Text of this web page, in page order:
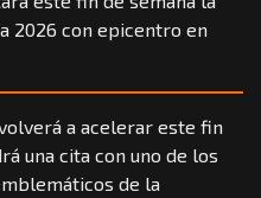
2026 con epicentro en
a acelerar este fin
una cita con uno de los
de la